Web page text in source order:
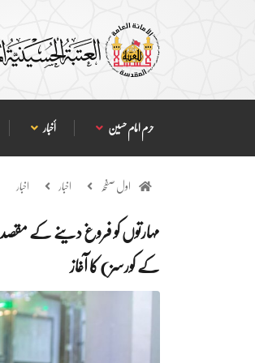
حرم امام حسین أخبار
اول صفحہ اخبار اخبار
مہارتوں کو فروغ دینے کے
کے کورسز) کا آغاز